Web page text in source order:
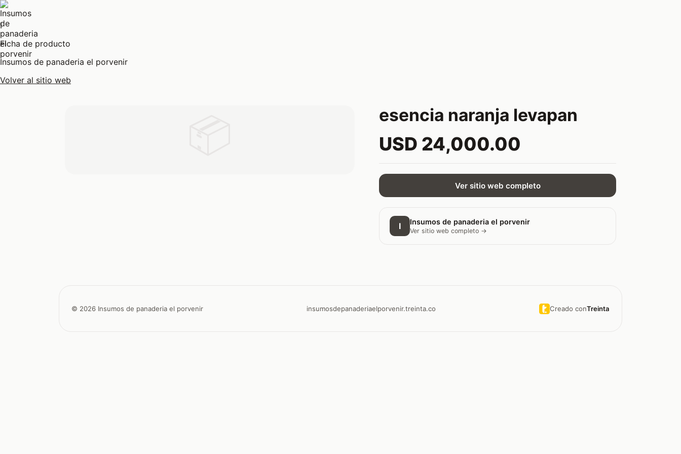
I
Ficha de producto
Insumos de panaderia el porvenir
Volver al sitio web
esencia naranja levapan
USD 24,000.00
Ver sitio web completo
I Insumos de panaderia el porvenir
Ver sitio web completo →
© 2026 Insumos de panaderia el porvenir insumosdepanaderiaelporvenir.treinta.co Creado conTreinta